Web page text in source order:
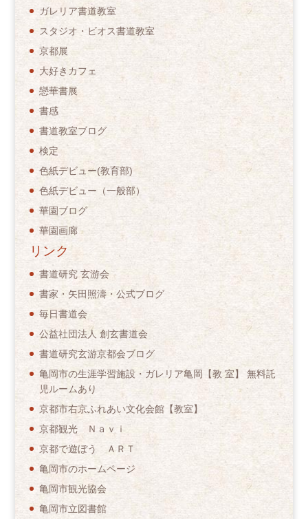
ガレリア書道教室
スタジオ・ビオス書道教室
京都展
大好きカフェ
戀華書展
書感
書道教室ブログ
検定
色紙デビュー(教育部)
色紙デビュー（一般部）
華園ブログ
華園画廊
リンク
書道研究 玄游会
書家・矢田照濤・公式ブログ
毎日書道会
公益社団法人 創玄書道会
書道研究玄游京都会ブログ
亀岡市の生涯学習施設・ガレリア亀岡【教 室】 無料託
児ルームあり
京都市右京ふれあい文化会館【教室】
京都観光 Ｎａｖｉ
京都で遊ぼう ＡＲＴ
亀岡市のホームページ
亀岡市観光協会
亀岡市立図書館